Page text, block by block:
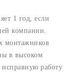
1 год, если
компании.
монтажников
в высоком
исправную работу